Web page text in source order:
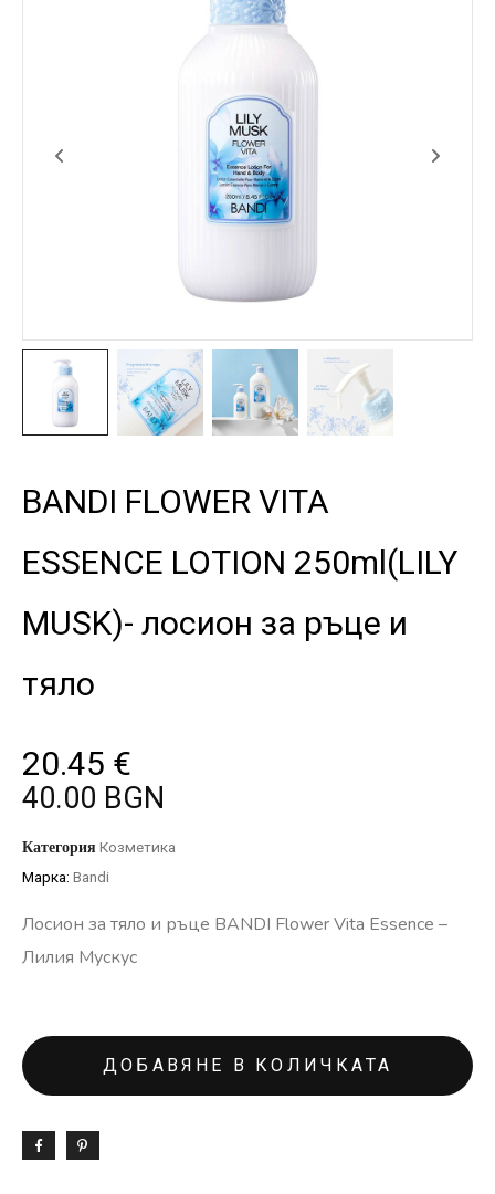
BANDI FLOWER VITA
ESSENCE LOTION 250ml(LILY
MUSK)- лосион за ръце и
тяло
20.45 €
40.00 BGN
Категория Козметика
Марка: Bandi
Лосион за тяло и ръце BANDI Flower Vita Essence –
Лилия Мускус
ДОБАВЯНЕ В КОЛИЧКАТА